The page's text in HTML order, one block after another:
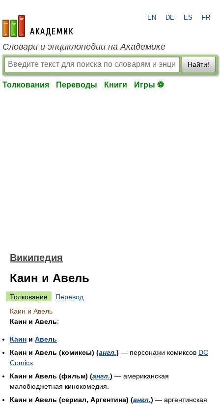
academic.ru
EN DE ES FR
Словари и энциклопедии на Академике
Найти!
Толкования Переводы Книги Игры ⚽
Википедия
Каин и Авель
Толкование
Перевод
Каин и Авель
Каин и Авель:
Каин и Авель
Каин и Авель (комиксы) (англ.) — персонажи комиксов DC
Comics
Каин и Авель (фильм) (англ.) — американская
малобюджетная кинокомедия.
Каин и Авель (сериал, Аргентина) (англ.) — аргентинская